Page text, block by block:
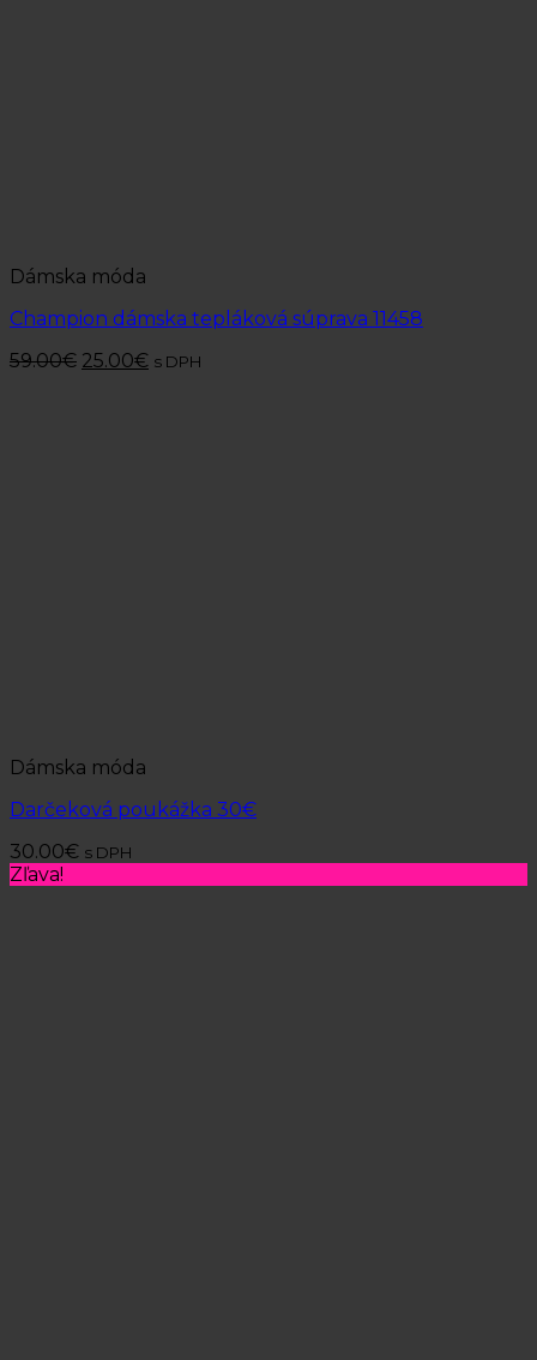
Dámska móda
Champion dámska tepláková súprava 11458
59.00€ 25.00€ s DPH
Dámska móda
Darčeková poukážka 30€
30.00€ s DPH
Zľava!